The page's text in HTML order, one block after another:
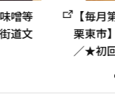
噌等
道文
【毎
栗東市
／★初